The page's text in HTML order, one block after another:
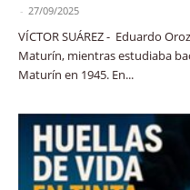
- 27/09/2025
VÍCTOR SUÁREZ - Eduardo
Maturín, mientras estudiaba
Maturín en 1945. En...